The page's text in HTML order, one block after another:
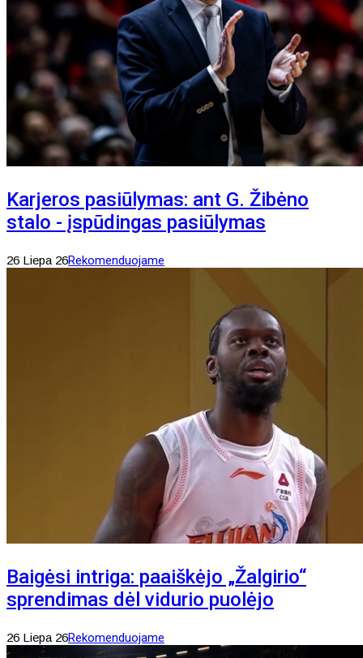
Karjeros pasiūlymas: ant G. Žibėno
stalo - įspūdingas pasiūlymas
26 Liepa 26Rekomenduojame
Baigėsi intriga: paaiškėjo „Žalgirio“
sprendimas dėl vidurio puolėjo
26 Liepa 26Rekomenduojame